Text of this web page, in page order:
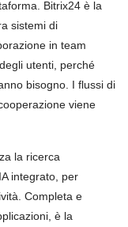
Bitrix24 è la
sistemi di
in team
utenti, perché
bisogno. I flussi di
viene
la ricerca
integrato, per
Completa e
è la